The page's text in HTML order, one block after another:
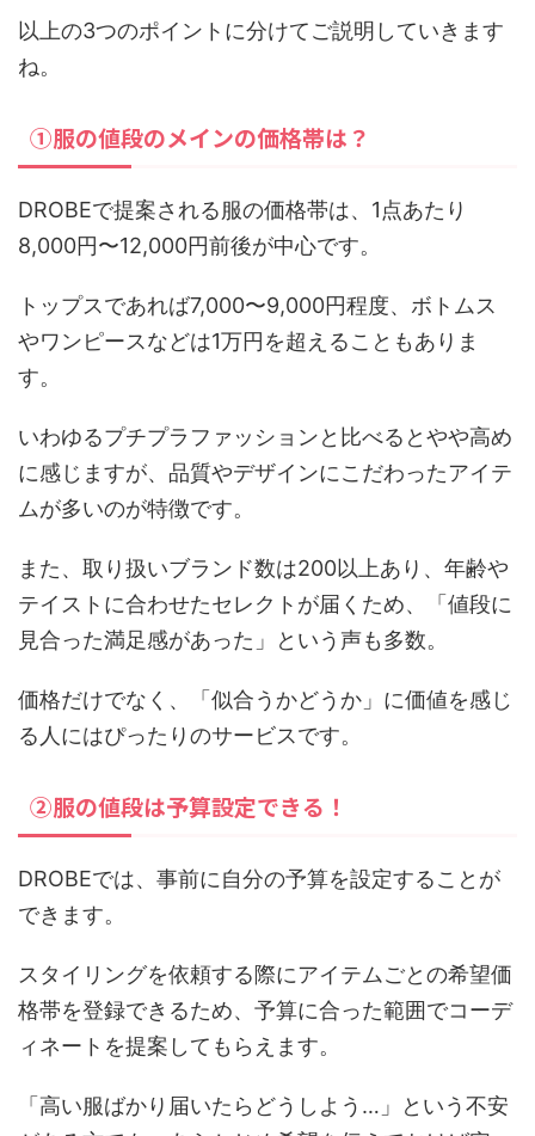
以上の3つのポイントに分けてご説明していきます
ね。
①服の値段のメインの価格帯は？
DROBEで提案される服の価格帯は、1点あたり
8,000円〜12,000円前後が中心です。
トップスであれば7,000〜9,000円程度、ボトムス
やワンピースなどは1万円を超えることもありま
す。
いわゆるプチプラファッションと比べるとやや高め
に感じますが、品質やデザインにこだわったアイテ
ムが多いのが特徴です。
また、取り扱いブランド数は200以上あり、年齢や
テイストに合わせたセレクトが届くため、「値段に
見合った満足感があった」という声も多数。
価格だけでなく、「似合うかどうか」に価値を感じ
る人にはぴったりのサービスです。
②服の値段は予算設定できる！
DROBEでは、事前に自分の予算を設定することが
できます。
スタイリングを依頼する際にアイテムごとの希望価
格帯を登録できるため、予算に合った範囲でコーデ
ィネートを提案してもらえます。
「高い服ばかり届いたらどうしよう…」という不安